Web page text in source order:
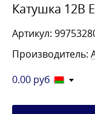
Катушка 12В
Артикул:
Производитель:
0.00 руб